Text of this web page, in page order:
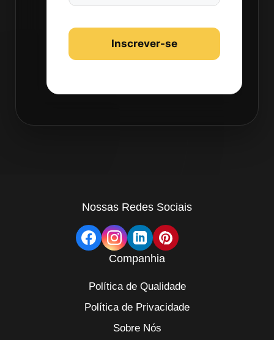
Nossas Redes Sociais
Companhia
Política de Qualidade
Política de Privacidade
Sobre Nós